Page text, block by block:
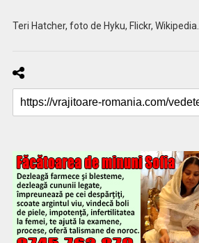
Teri Hatcher, foto de Hyku, Flickr, Wikipedia.